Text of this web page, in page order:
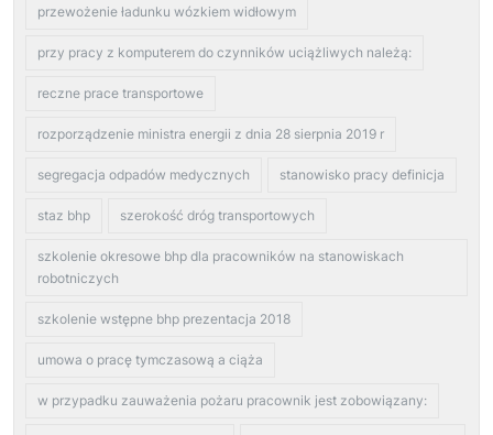
przewożenie ładunku wózkiem widłowym
przy pracy z komputerem do czynników uciążliwych należą:
reczne prace transportowe
rozporządzenie ministra energii z dnia 28 sierpnia 2019 r
segregacja odpadów medycznych stanowisko pracy definicja
staz bhp szerokość dróg transportowych
szkolenie okresowe bhp dla pracowników na stanowiskach
robotniczych
szkolenie wstępne bhp prezentacja 2018
umowa o pracę tymczasową a ciąża
w przypadku zauważenia pożaru pracownik jest zobowiązany: